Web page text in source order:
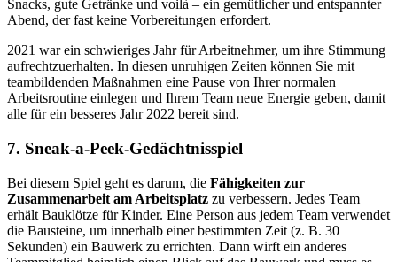
Snacks, gute Getränke und voilà – ein gemütlicher und entspannter
Abend, der fast keine Vorbereitungen erfordert.
2021 war ein schwieriges Jahr für Arbeitnehmer, um ihre Stimmung
aufrechtzuerhalten. In diesen unruhigen Zeiten können Sie mit
teambildenden Maßnahmen eine Pause von Ihrer normalen
Arbeitsroutine einlegen und Ihrem Team neue Energie geben, damit
alle für ein besseres Jahr 2022 bereit sind.
7. Sneak-a-Peek-Gedächtnisspiel
Bei diesem Spiel geht es darum, die Fähigkeiten zur
Zusammenarbeit am Arbeitsplatz zu verbessern. Jedes Team
erhält Bauklötze für Kinder. Eine Person aus jedem Team verwendet
die Bausteine, um innerhalb einer bestimmten Zeit (z. B. 30
Sekunden) ein Bauwerk zu errichten. Dann wirft ein anderes